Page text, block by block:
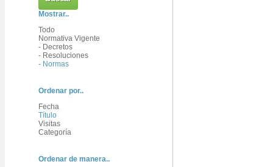
Mostrar..
Todo
Normativa Vigente
- Decretos
- Resoluciones
- Normas
Ordenar por..
Fecha
Título
Visitas
Categoría
Ordenar de manera..